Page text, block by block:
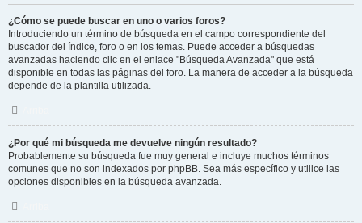
¿Cómo se puede buscar en uno o varios foros?
Introduciendo un término de búsqueda en el campo correspondiente del
buscador del índice, foro o en los temas. Puede acceder a búsquedas
avanzadas haciendo clic en el enlace "Búsqueda Avanzada" que está
disponible en todas las páginas del foro. La manera de acceder a la búsqueda
depende de la plantilla utilizada.
¿Por qué mi búsqueda me devuelve ningún resultado?
Probablemente su búsqueda fue muy general e incluye muchos términos
comunes que no son indexados por phpBB. Sea más específico y utilice las
opciones disponibles en la búsqueda avanzada.